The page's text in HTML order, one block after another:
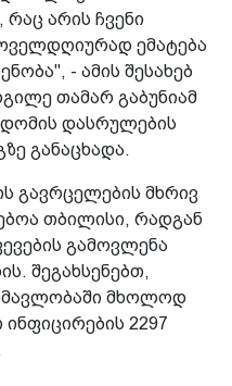
არის ჩვენი
ემატება
- ამის შესახებ
თამარ გაბუნიამ
დასრულების
განაცხადა.
გავრცელების მხრივ
თბილისი, რადგან
გამოვლენა
შეგახსენებთ,
მხოლოდ
2297